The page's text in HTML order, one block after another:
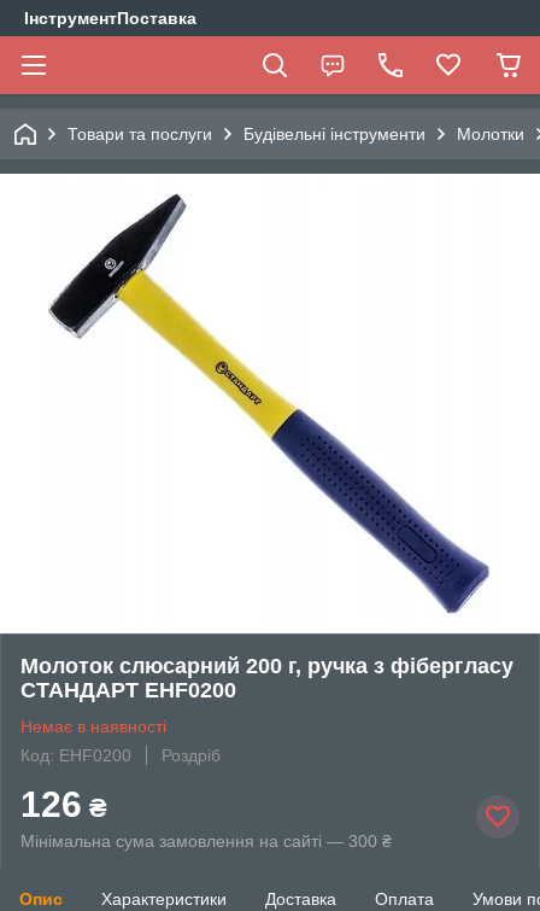
ІнструментПоставка
Товари та послуги Будівельні інструменти Молотки
Молоток слюсарний 200 г, ручка з фібергласу
СТАНДАРТ EHF0200
Немає в наявності
Код: EHF0200
Роздріб
126 ₴
Мінімальна сума замовлення на сайті — 300 ₴
Опис Характеристики Доставка Оплата Умови